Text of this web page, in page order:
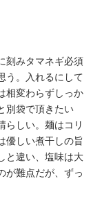
刻みタマネギ必須
う。入れるにして
相変わらずしっか
別袋で頂きたい
らしい。麺はコリ
優しい煮干しの旨
と違い、塩味は大
が難点だが、ずっ